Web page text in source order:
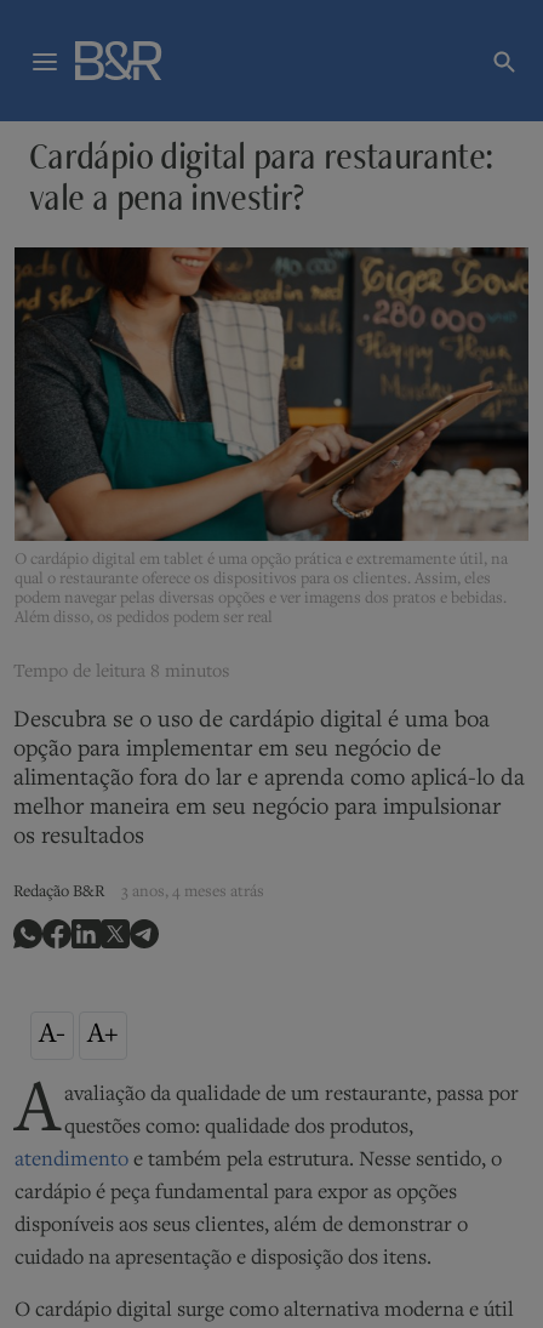
Cardápio digital para restaurante:
vale a pena investir?
O cardápio digital em tablet é uma opção prática e extremamente útil, na
qual o restaurante oferece os dispositivos para os clientes. Assim, eles
podem navegar pelas diversas opções e ver imagens dos pratos e bebidas.
Além disso, os pedidos podem ser real
Tempo de leitura 8 minutos
Descubra se o uso de cardápio digital é uma boa
opção para implementar em seu negócio de
alimentação fora do lar e aprenda como aplicá-lo da
melhor maneira em seu negócio para impulsionar
os resultados
Redação B&R 3 anos, 4 meses atrás
A- A+
Aavaliação da qualidade de um restaurante, passa por
questões como: qualidade dos produtos,
atendimento e também pela estrutura. Nesse sentido, o
cardápio é peça fundamental para expor as opções
disponíveis aos seus clientes, além de demonstrar o
cuidado na apresentação e disposição dos itens.
O cardápio digital surge como alternativa moderna e útil